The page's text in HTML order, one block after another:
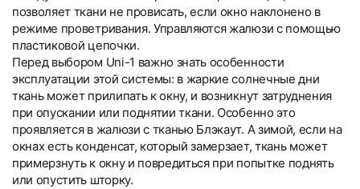
позволяет ткани не провисать, если окно наклонено в
режиме проветривания. Управляются жалюзи с помощью
пластиковой цепочки.
Перед выбором Uni-1 важно знать особенности
эксплуатации этой системы: в жаркие солнечные дни
ткань может прилипать к окну, и возникнут затруднения
при опускании или поднятии ткани. Особенно это
проявляется в жалюзи с тканью Блэкаут. А зимой, если на
окнах есть конденсат, который замерзает, ткань может
примерзнуть к окну и повредиться при попытке поднять
или опустить шторку.